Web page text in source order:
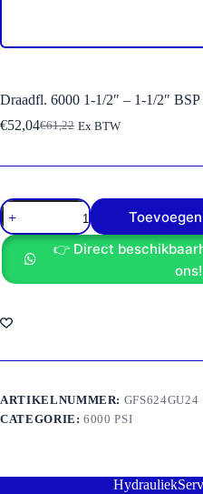
Draadfl. 6000 1-1/2″ – 1-1/2″ BSP
€61,22
Oorspronkelijke
was:
€52,04Huidige
is:
Ex BTW
Draadfl.
6000
1-
-
1-
BSP
aantal
👉 Direct
ons!
ARTIKELNUMMER: GFS624GU24
CATEGORIE:6000 PSI